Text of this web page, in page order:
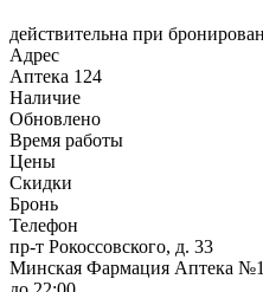
действительна при
Адрес
Аптека 124
Наличие
Обновлено
Время работы
Цены
Скидки
Бронь
Телефон
пр-т Рокоссовского, д. 33
Минская Фармация Аптека